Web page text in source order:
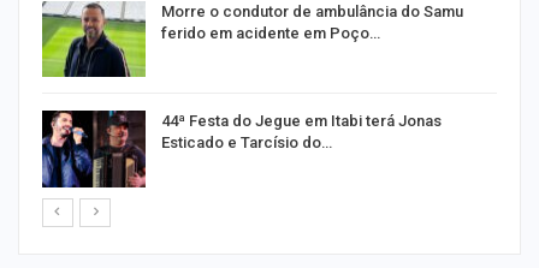
Morre o condutor de ambulância do Samu
ferido em acidente em Poço…
44ª Festa do Jegue em Itabi terá Jonas
Esticado e Tarcísio do…